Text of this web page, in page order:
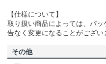
【仕様について】
取り扱い商品によっては、パ
告なく変更になることがござい
その他